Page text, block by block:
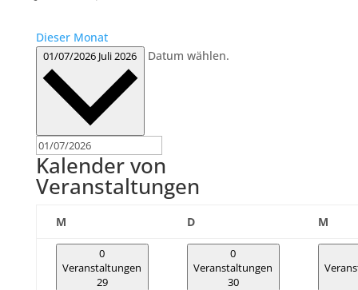
Dieser Monat
01/07/2026 Juli 2026 Datum wählen.
Kalender von
Veranstaltungen
MMontag DDienstag M
0
Veranstaltungen
29
0
Veranstaltungen
30